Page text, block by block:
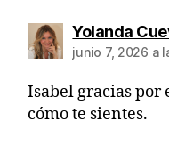
Yolanda
junio 7, 2026 a
Isabel gracias
cómo te sientes.